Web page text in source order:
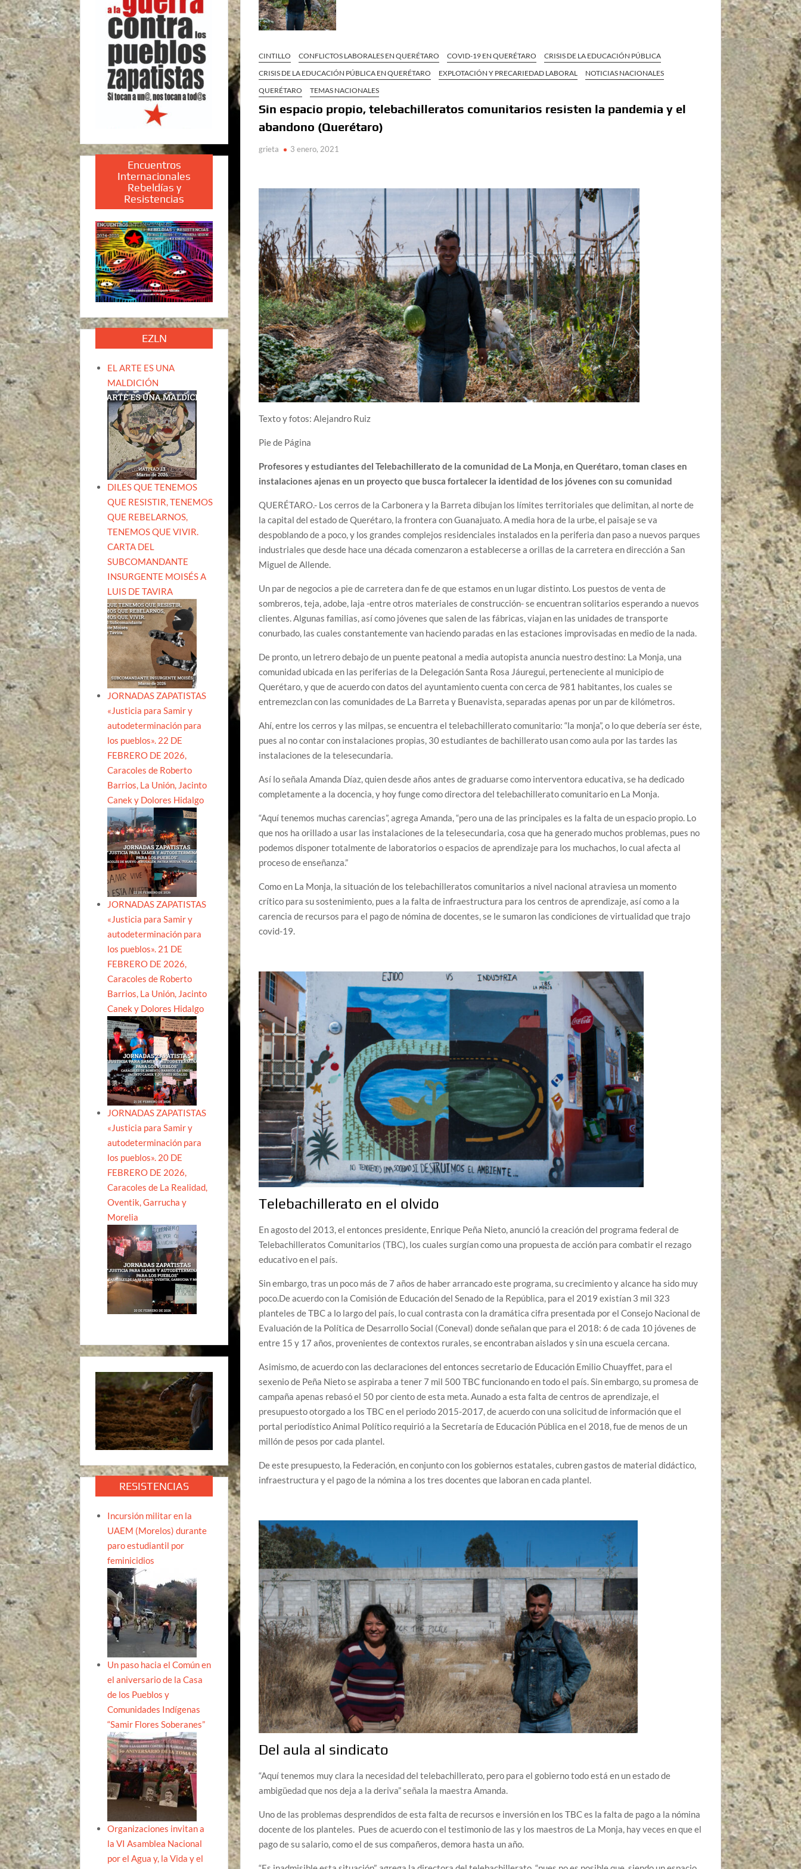
CINTILLO CONFLICTOS LABORALES EN QUERÉTARO COVID-19 EN QUERÉTARO
CRISIS DE LA EDUCACIÓN PÚBLICA
CRISIS DE LA EDUCACIÓN PÚBLICA EN QUERÉTARO
EXPLOTACIÓN Y PRECARIEDAD LABORAL
NOTICIAS NACIONALES
QUERÉTARO
TEMAS NACIONALES
Sin espacio propio, telebachilleratos comunitarios resisten la pandemia y el
abandono (Querétaro)
grieta 3 enero, 2021
Texto y fotos: Alejandro Ruiz
Pie de Página
Profesores y estudiantes del Telebachillerato de la comunidad de La Monja, en Querétaro, toman clases en
instalaciones ajenas en un proyecto que busca fortalecer la identidad de los jóvenes con su comunidad
QUERÉTARO.- Los cerros de la Carbonera y la Barreta dibujan los límites territoriales que delimitan, al norte de
la capital del estado de Querétaro, la frontera con Guanajuato. A media hora de la urbe, el paisaje se va
despoblando de a poco, y los grandes complejos residenciales instalados en la periferia dan paso a nuevos parques
industriales que desde hace una década comenzaron a establecerse a orillas de la carretera en dirección a San
Miguel de Allende.
Un par de negocios a pie de carretera dan fe de que estamos en un lugar distinto. Los puestos de venta de
sombreros, teja, adobe, laja -entre otros materiales de construcción- se encuentran solitarios esperando a nuevos
clientes. Algunas familias, así como jóvenes que salen de las fábricas, viajan en las unidades de transporte
conurbado, las cuales constantemente van haciendo paradas en las estaciones improvisadas en medio de la nada.
De pronto, un letrero debajo de un puente peatonal a media autopista anuncia nuestro destino: La Monja, una
comunidad ubicada en las periferias de la Delegación Santa Rosa Jáuregui, perteneciente al municipio de
Querétaro, y que de acuerdo con datos del ayuntamiento cuenta con cerca de 981 habitantes, los cuales se
entremezclan con las comunidades de La Barreta y Buenavista, separadas apenas por un par de kilómetros.
Ahí, entre los cerros y las milpas, se encuentra el telebachillerato comunitario: “la monja”, o lo que debería ser éste,
pues al no contar con instalaciones propias, 30 estudiantes de bachillerato usan como aula por las tardes las
instalaciones de la telesecundaria.
Así lo señala Amanda Díaz, quien desde años antes de graduarse como interventora educativa, se ha dedicado
completamente a la docencia, y hoy funge como directora del telebachillerato comunitario en La Monja.
“Aquí tenemos muchas carencias”, agrega Amanda, “pero una de las principales es la falta de un espacio propio. Lo
que nos ha orillado a usar las instalaciones de la telesecundaria, cosa que ha generado muchos problemas, pues no
podemos disponer totalmente de laboratorios o espacios de aprendizaje para los muchachos, lo cual afecta al
proceso de enseñanza.”
Como en La Monja, la situación de los telebachilleratos comunitarios a nivel nacional atraviesa un momento
crítico para su sostenimiento, pues a la falta de infraestructura para los centros de aprendizaje, así como a la
carencia de recursos para el pago de nómina de docentes, se le sumaron las condiciones de virtualidad que trajo
covid-19.
Telebachillerato en el olvido
En agosto del 2013, el entonces presidente, Enrique Peña Nieto, anunció la creación del programa federal de
Telebachilleratos Comunitarios (TBC), los cuales surgían como una propuesta de acción para combatir el rezago
educativo en el país.
Sin embargo, tras un poco más de 7 años de haber arrancado este programa, su crecimiento y alcance ha sido muy
poco.De acuerdo con la Comisión de Educación del Senado de la República, para el 2019 existían 3 mil 323
planteles de TBC a lo largo del país, lo cual contrasta con la dramática cifra presentada por el Consejo Nacional de
Evaluación de la Política de Desarrollo Social (Coneval) donde señalan que para el 2018: 6 de cada 10 jóvenes de
entre 15 y 17 años, provenientes de contextos rurales, se encontraban aislados y sin una escuela cercana.
Asimismo, de acuerdo con las declaraciones del entonces secretario de Educación Emilio Chuayffet, para el
sexenio de Peña Nieto se aspiraba a tener 7 mil 500 TBC funcionando en todo el país. Sin embargo, su promesa de
campaña apenas rebasó el 50 por ciento de esta meta. Aunado a esta falta de centros de aprendizaje, el
presupuesto otorgado a los TBC en el periodo 2015-2017, de acuerdo con una solicitud de información que el
portal periodístico Animal Político requirió a la Secretaría de Educación Pública en el 2018, fue de menos de un
millón de pesos por cada plantel.
De este presupuesto, la Federación, en conjunto con los gobiernos estatales, cubren gastos de material didáctico,
infraestructura y el pago de la nómina a los tres docentes que laboran en cada plantel.
Del aula al sindicato
“Aquí tenemos muy clara la necesidad del telebachillerato, pero para el gobierno todo está en un estado de
ambigüedad que nos deja a la deriva” señala la maestra Amanda.
Uno de las problemas desprendidos de esta falta de recursos e inversión en los TBC es la falta de pago a la nómina
docente de los planteles. Pues de acuerdo con el testimonio de las y los maestros de La Monja, hay veces en que el
pago de su salario, como el de sus compañeros, demora hasta un año.
Encuentros
Internacionales
Rebeldías y
Resistencias
EZLN
EL ARTE ES UNA
MALDICIÓN
DILES QUE TENEMOS
QUE RESISTIR, TENEMOS
QUE REBELARNOS,
TENEMOS QUE VIVIR.
CARTA DEL
SUBCOMANDANTE
INSURGENTE MOISÉS A
LUIS DE TAVIRA
JORNADAS ZAPATISTAS
«Justicia para Samir y
autodeterminación para
los pueblos». 22 DE
FEBRERO DE 2026,
Caracoles de Roberto
Barrios, La Unión, Jacinto
Canek y Dolores Hidalgo
JORNADAS ZAPATISTAS
«Justicia para Samir y
autodeterminación para
los pueblos». 21 DE
FEBRERO DE 2026,
Caracoles de Roberto
Barrios, La Unión, Jacinto
Canek y Dolores Hidalgo
JORNADAS ZAPATISTAS
«Justicia para Samir y
autodeterminación para
los pueblos». 20 DE
FEBRERO DE 2026,
Caracoles de La Realidad,
Oventik, Garrucha y
Morelia
RESISTENCIAS
Incursión militar en la
UAEM (Morelos) durante
paro estudiantil por
feminicidios
Un paso hacia el Común en
el aniversario de la Casa
de los Pueblos y
Comunidades Indígenas
“Samir Flores Soberanes”
Organizaciones invitan a
la VI Asamblea Nacional
por el Agua y, la Vida y el